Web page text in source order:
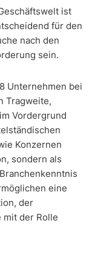
ist
für den
nach den
sein.
Unternehmen bei
Tragweite,
Vordergrund
Konzernen
sondern als
eine
der
mit der Rolle